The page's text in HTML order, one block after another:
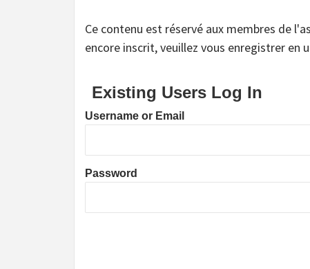
Ce contenu est réservé aux membres de
encore inscrit, veuillez vous enregistrer en
Existing Users Log In
Username or Email
Password